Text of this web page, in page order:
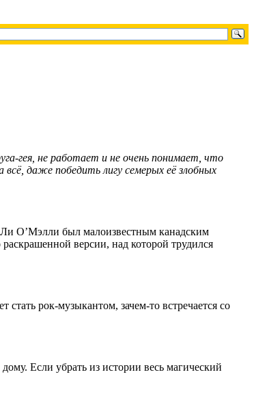
гея, не работает и не очень понимает, что
даже победить лигу семерых её злобных
О’Мэлли был малоизвестным канадским
версии, над которой трудился
рок-музыкантом, зачем-то встречается со
Если убрать из истории весь магический